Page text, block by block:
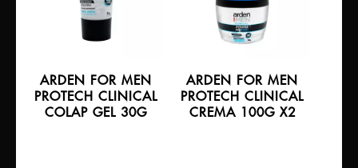
ARDEN FOR MEN
PROTECH CLINICAL
COLAP GEL 30G
ARDEN FOR MEN
PROTECH CLINICAL
CREMA 100G X2